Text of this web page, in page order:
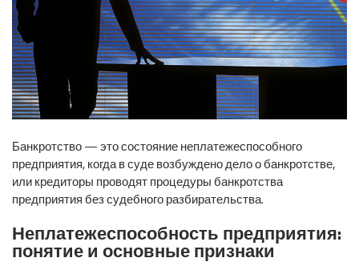
Банкротство — это состояние неплатежеспособного
предприятия, когда в суде возбуждено дело о банкротстве,
или кредиторы проводят процедуры банкротства
предприятия без судебного разбирательства.
Неплатежеспособность предприятия:
понятие и основные признаки